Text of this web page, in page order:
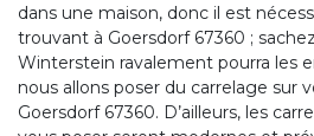
dans une maison, donc il est
trouvant à Goersdorf 67360 ;
Winterstein ravalement pourra les
nous allons poser du carrelage sur
Goersdorf 67360. D’ailleurs, les